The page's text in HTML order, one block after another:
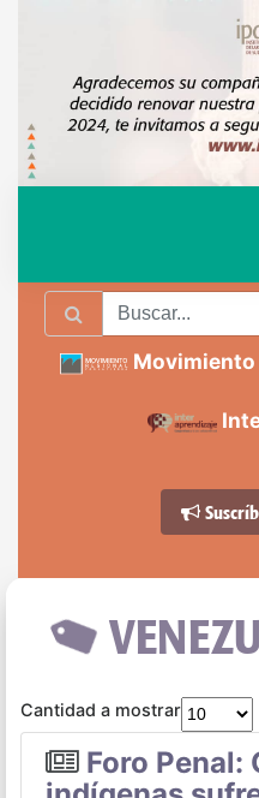
Movimiento
Cantidad a mostrar
Foro Penal: